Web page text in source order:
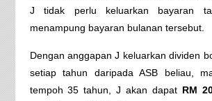
J tidak perlu keluarkan bayaran
menampung bayaran bulanan tersebut.
Dengan anggapan J keluarkan dividen
setiap tahun daripada ASB beliau,
tempoh 35 tahun, J akan dapat RM